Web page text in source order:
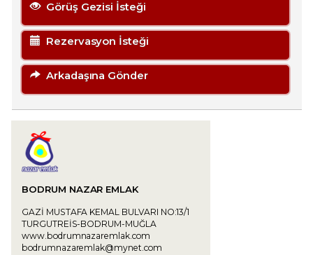
Görüş Gezisi İsteği
Rezervasyon İsteği
Arkadaşına Gönder
BODRUM NAZAR EMLAK
GAZİ MUSTAFA KEMAL BULVARI NO:13/1
TURGUTREİS-BODRUM-MUĞLA
www.bodrumnazaremlak.com
bodrumnazaremlak@mynet.com